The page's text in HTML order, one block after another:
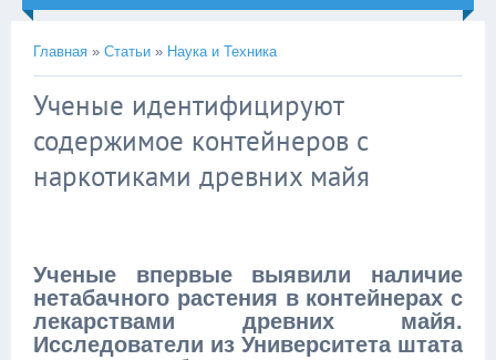
Главная » Статьи » Наука и Техника
Ученые идентифицируют
содержимое контейнеров с
наркотиками древних майя
Ученые впервые выявили наличие
нетабачного растения в контейнерах с
лекарствами древних майя.
Исследователи из Университета штата